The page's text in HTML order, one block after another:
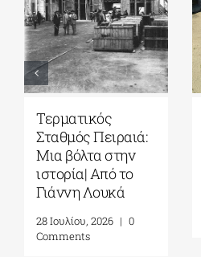
Σπέτσες: Εκεί
όπου η Ιστορία
παραμένει
ζωντανή| Γράφει ο
Γιάννης Λουκάς
31 Ιουλίου, 2026
0
Comments